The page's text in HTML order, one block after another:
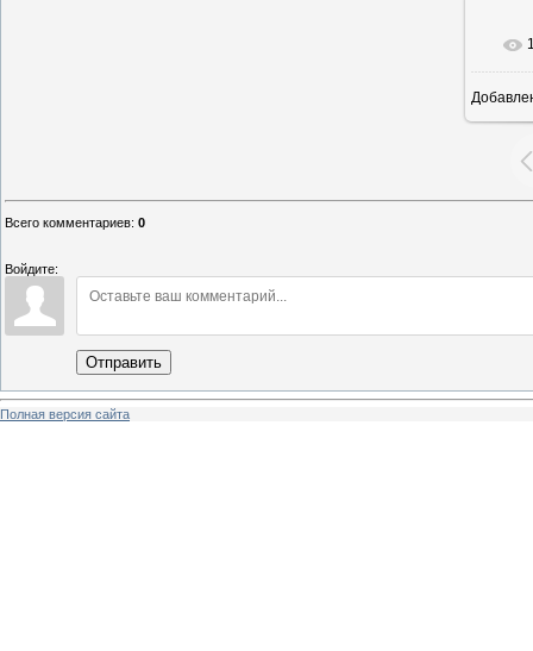
Всего комментариев: 0
Войдите:
Отправить
Полная версия сайта